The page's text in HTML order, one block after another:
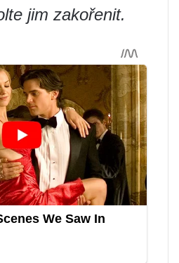
jim zakořenit.